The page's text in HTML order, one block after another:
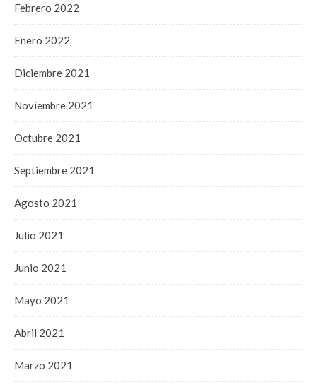
Febrero 2022
Enero 2022
Diciembre 2021
Noviembre 2021
Octubre 2021
Septiembre 2021
Agosto 2021
Julio 2021
Junio 2021
Mayo 2021
Abril 2021
Marzo 2021